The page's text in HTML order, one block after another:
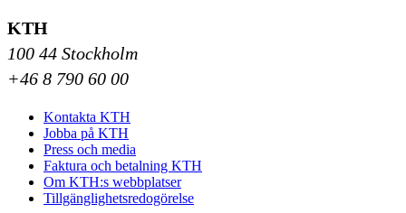
KTH
100 44 Stockholm
+46 8 790 60 00
Kontakta KTH
Jobba på KTH
Press och media
Faktura och betalning KTH
Om KTH:s webbplatser
Tillgänglighetsredogörelse